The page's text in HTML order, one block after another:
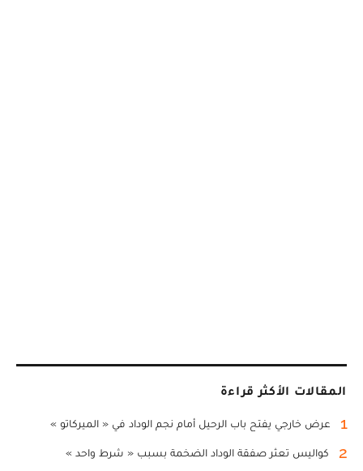
المقالات الأكثر قراءة
1 عرض خارجي يفتح باب الرحيل أمام نجم الوداد في « الميركاتو »
2 كواليس تعثر صفقة الوداد الضخمة بسبب « شرط واحد »